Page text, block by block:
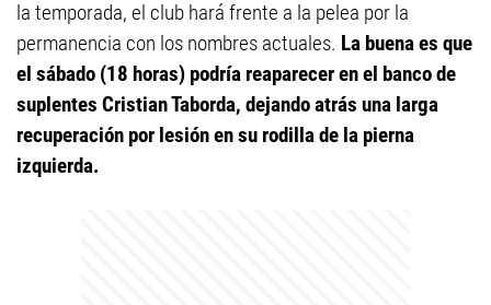
la temporada, el club hará frente a la pelea por la
permanencia con los nombres actuales. La buena es que
el sábado (18 horas) podría reaparecer en el banco de
suplentes Cristian Taborda, dejando atrás una larga
recuperación por lesión en su rodilla de la pierna
izquierda.